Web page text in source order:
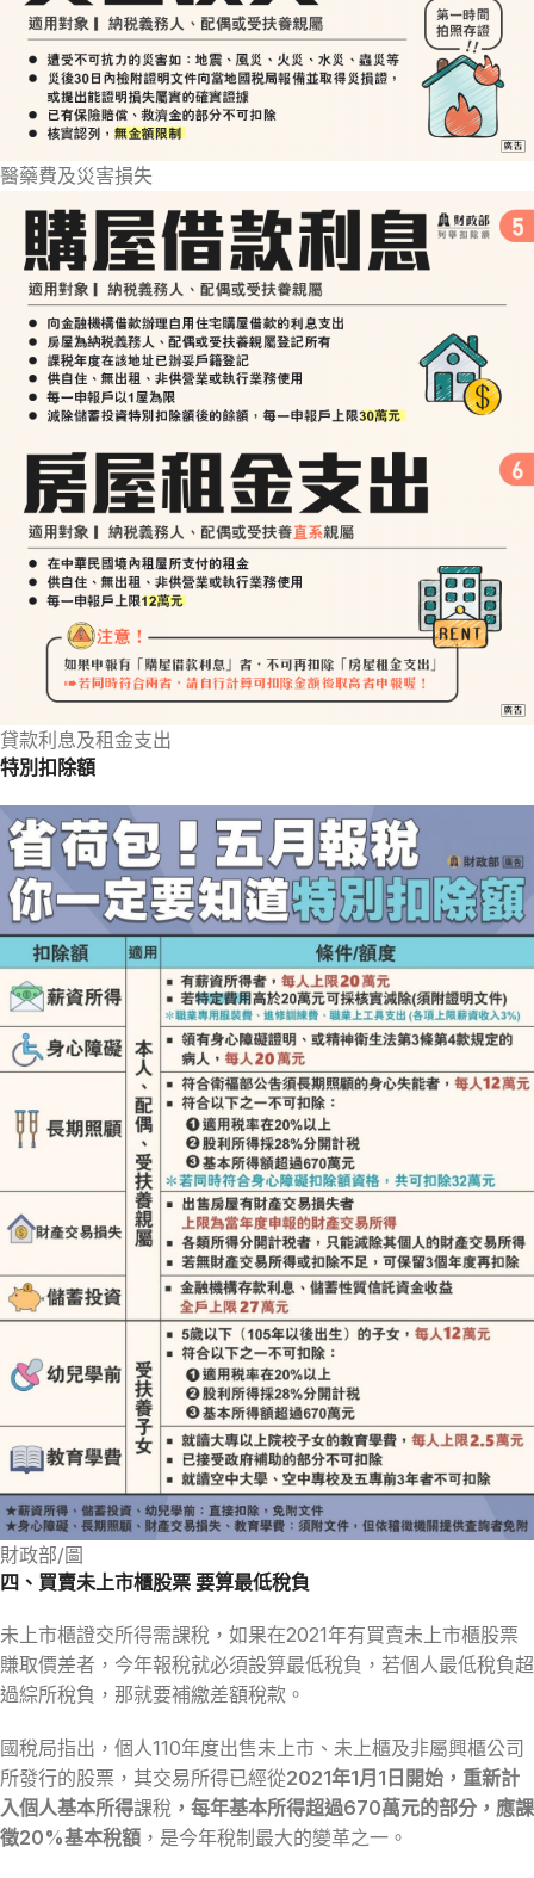
醫藥費及災害損失
貸款利息及租金支出
特別扣除額
財政部/圖
四、買賣未上市櫃股票 要算最低稅負
未上市櫃證交所得需課稅，如果在2021年有買賣未上市櫃股票
賺取價差者，今年報稅就必須設算最低稅負，若個人最低稅負超
過綜所稅負，那就要補繳差額稅款。
國稅局指出，個人110年度出售未上市、未上櫃及非屬興櫃公司
所發行的股票，其交易所得已經從2021年1月1日開始，重新計
入個人基本所得課稅 ，每年基本所得超過670萬元的部分，應課
徵20%基本稅額 ，是今年稅制最大的變革之一。